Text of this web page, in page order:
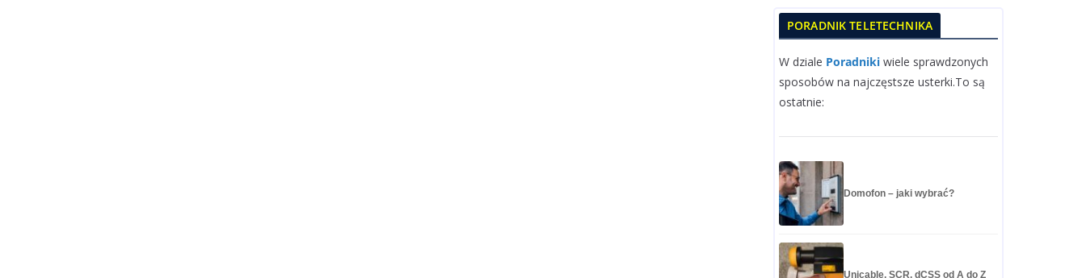
PORADNIK TELETECHNIKA
W dziale Poradniki wiele sprawdzonych
sposobów na najczęstsze usterki.To są
ostatnie:
Domofon – jaki wybrać?
Unicable, SCR, dCSS od A do Z